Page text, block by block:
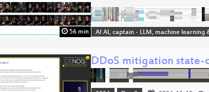
56 min AI AI, captain - LLM, machine learning
DDoS mitigation